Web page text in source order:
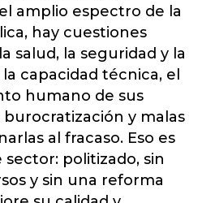
amplio espectro de la
hay cuestiones
salud, la seguridad y la
capacidad técnica, el
humano de sus
y malas
al fracaso. Eso es
sector: politizado, sin
y sin una reforma